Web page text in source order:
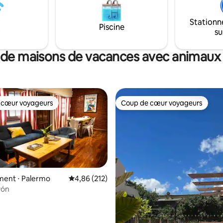
Piscine
maisons de vacances avec
sur la base de 16 commentaires : 5 sur 5
cœur voyageurs
voyageurs
⋅ Palermo Évaluation moyenne sur la base de 212
4,86 (212)
Coup de cœur voyageurs
Coup de cœur voyageurs